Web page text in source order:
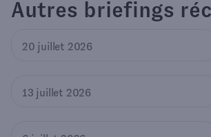
Autres briefings
20 juillet 2026
13 juillet 2026